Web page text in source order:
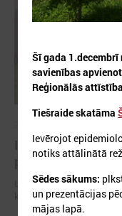
Izglītības un
plkst.14.30
Latvijas Pašvaldību
kultūras komitejas sēdē,
Šī gada
savienības
Reģionālās
Tiešraide skatāma
Ievērojot
notiks attālinātā
Sēdes sākums:
un prezentācijas
mājas lapā.